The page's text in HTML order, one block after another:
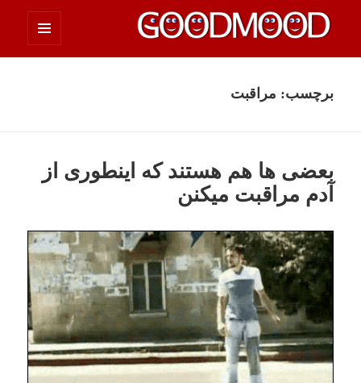
چیزای خووب مووب
برچسب: مراقبت
بعضی ها هم هستند که اینطوری از
آدم مراقبت میکنن